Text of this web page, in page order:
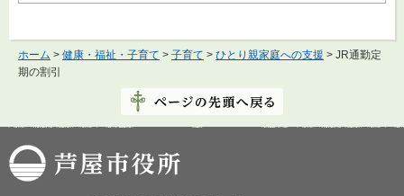
ホーム > 健康・福祉・子育て > 子育て > ひとり親家庭への支援 > JR通勤定
期の割引
芦屋市役所